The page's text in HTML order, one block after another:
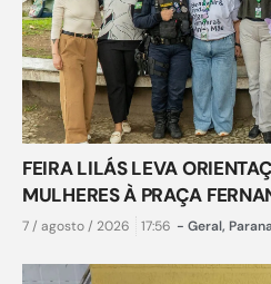
FEIRA LILÁS LEVA
MULHERES À PRAÇA
7 / agosto / 2026 17:56 - Geral,